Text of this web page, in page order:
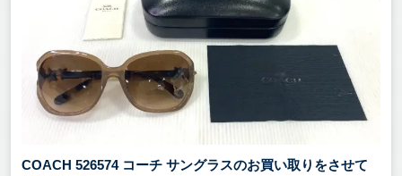
COACH 526574 コーチ サングラスのお買い取りをさせて